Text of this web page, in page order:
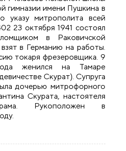
гимназии имени Пушкина в
указу митрополита всей
23 октября 1941 состоял
в Раковичской
в Германию на работы.
токаря фрезеровщика. 9
женился на Тамаре
Скурат). Супруга
дочерью митрофорного
Скурата, настоятеля
Рукоположен в
Всеволод Олехнович